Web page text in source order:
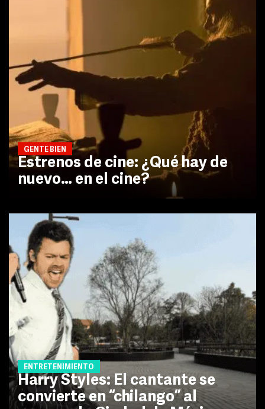
GENTE BIEN
Estrenos de cine: ¿Qué hay de
nuevo… en el cine?
ENTRETENIMIENTO
Harry Styles: El cantante se
convierte en “chilango” al